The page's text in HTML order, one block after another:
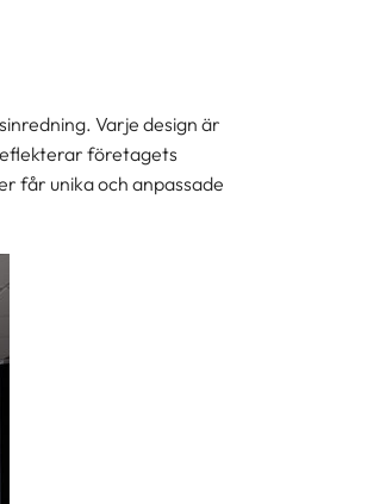
Varje design är
företagets
får unika och anpassade